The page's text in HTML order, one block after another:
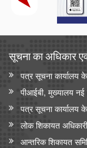
सूचना का अधिकार
पत्र सूचना कार्यालय
पीआईबी, मुख्यालय नई
पत्र सूचना कार्यालय
लोक शिकायत अधिकारी
आन्‍तरिक शिकायत